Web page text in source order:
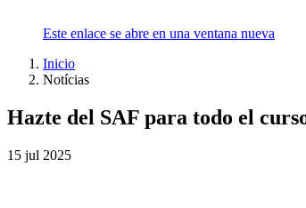
Este enlace se abre en una ventana nueva
Inicio
Notícias
Hazte del SAF para todo el
15 jul 2025